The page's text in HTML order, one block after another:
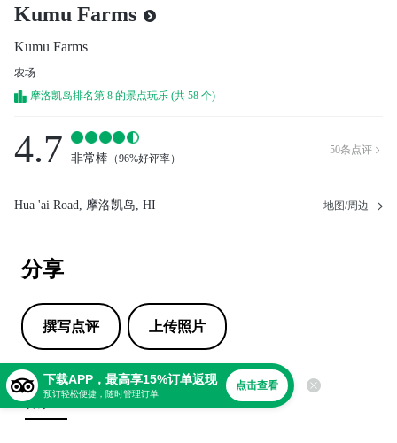
Kumu Farms
Kumu Farms
农场
摩洛凯岛排名第 8 的景点玩乐 (共 58 个)
4.7 非常棒 （96%好评率）
50条点评 
Hua 'ai Road, 摩洛凯岛, HI 地图/周边
分享
撰写点评 上传照片
点评
下载APP，最高享15%订单返现
预订轻松便捷，随时管理订单
点击查看